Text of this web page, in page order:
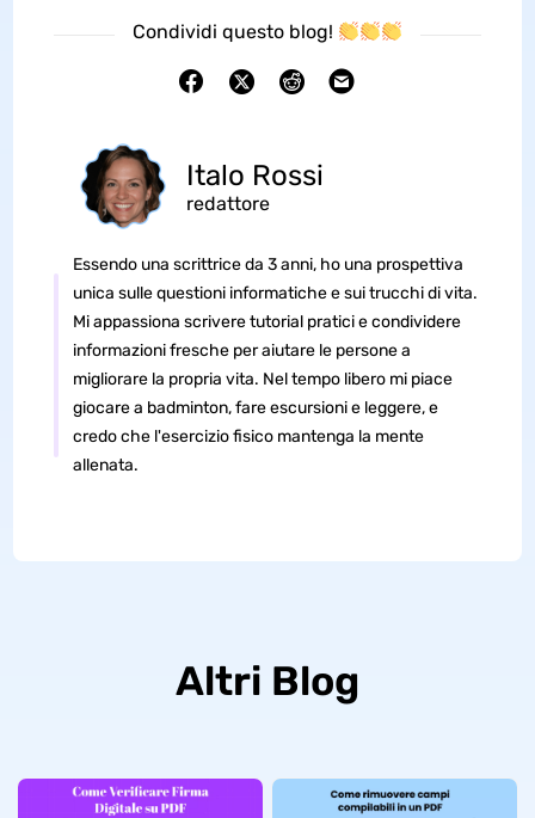
Condividi questo blog!
Italo Rossi
redattore
Essendo una scrittrice da 3 anni, ho una prospettiva
unica sulle questioni informatiche e sui trucchi di vita.
Mi appassiona scrivere tutorial pratici e condividere
informazioni fresche per aiutare le persone a
migliorare la propria vita. Nel tempo libero mi piace
giocare a badminton, fare escursioni e leggere, e
credo che l'esercizio fisico mantenga la mente
allenata.
Altri Blog